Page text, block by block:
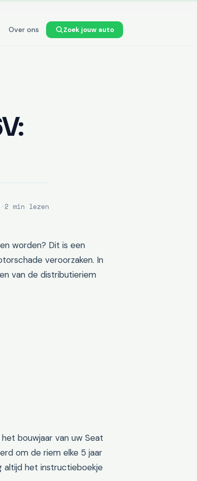
Over ons Zoek jouw auto
· 2 min lezen
worden? Dit is een
veroorzaken. In
van de distributieriem
bouwjaar van uw Seat
om de riem elke 5 jaar
altijd het instructieboekje